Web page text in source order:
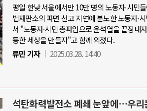
평일 한낮 서울에서만 10만 명의 노동자∙시민
법재판소의 파면 선고 지연에 분노한 노동자∙
서 "노동자∙시민 총파업으로 윤석열을 끝장내
등한 세상을 만들자"고 함께 외쳤다.
류민 기자
2025.03.28. 14:40
석탄화력발전소 폐쇄 눈앞에…우리